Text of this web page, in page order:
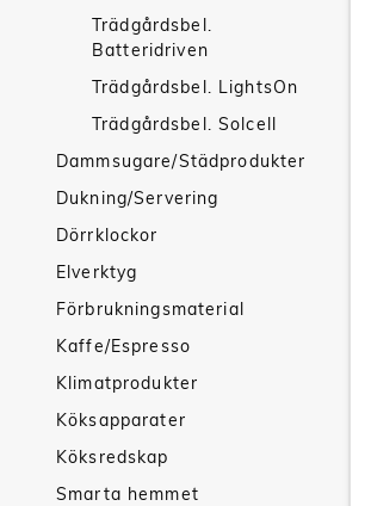
Trädgårdsbel.
Batteridriven
Trädgårdsbel. LightsOn
Trädgårdsbel. Solcell
Dammsugare/Städprodukter
Dukning/Servering
Dörrklockor
Elverktyg
Förbrukningsmaterial
Kaffe/Espresso
Klimatprodukter
Köksapparater
Köksredskap
Smarta hemmet